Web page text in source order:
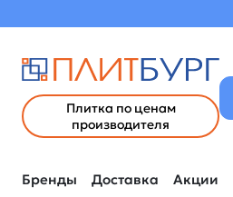
Плитка по ценам
производителя
Бренды Доставка Акции